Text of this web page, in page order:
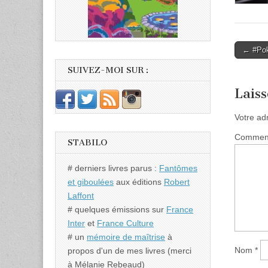
Post
←
Votre
Nom *
SUIVEZ-MOI SUR :
STABILO
# derniers livres parus : Fantômes
et giboulées aux éditions Robert
Laffont
# quelques émissions sur France
Inter et France Culture
# un mémoire de maîtrise à
propos d'un de mes livres (merci
à Mélanie Rebeaud)